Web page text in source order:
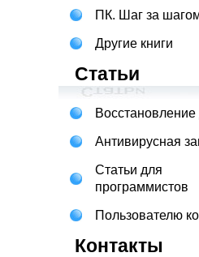
ПК. Шаг за
Другие книги
Статьи
Антивирусная
Статьи для
программистов
Пользователю
Контакты